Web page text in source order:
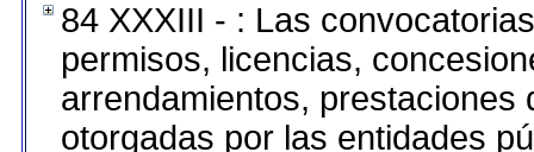
84 XXXIII - : Las
permisos, licencias,
arrendamientos,
otorgadas por las entidades